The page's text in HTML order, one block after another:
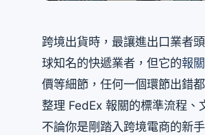
跨境出貨時，最讓進出口業者
球知名的快遞業者，但它的報
價等細節，任何一個環節出錯
整理 FedEx 報關的標準流程、
不論你是剛踏入跨境電商的新